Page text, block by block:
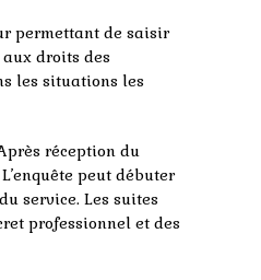
permettant de saisir
droits des
les situations les
réception du
peut débuter
service. Les suites
professionnel et des